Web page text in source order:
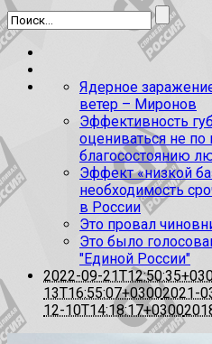
Ядерное
ветер – Миронов
Эффективность
оцениваться не по
благосостоянию
Эффект «низкой
необходимость
в России
Это провал
Это было
"Единой России"
2022-09-
13T16:55:07+03002021-
12-10T14:18:17+0300